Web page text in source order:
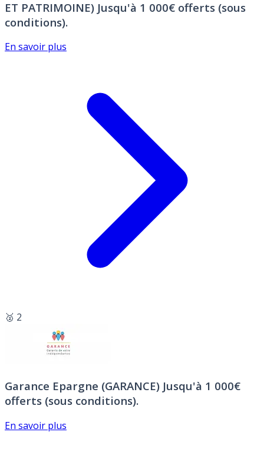
ET PATRIMOINE) Jusqu'à 1 000€ offerts (sous
conditions).
En savoir plus
🥈 2
Garance Epargne (GARANCE) Jusqu'à 1 000€
offerts (sous conditions).
En savoir plus